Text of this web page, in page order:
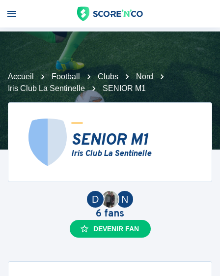
Accueil Football Clubs
Nord
Iris Club La Sentinelle
SENIOR M1
SENIOR M1
Iris Club La Sentinelle
N
D
6 fans
DEVENIR FAN